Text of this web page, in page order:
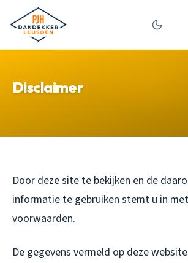
Disclaimer
Door deze site te bekijken en de
informatie te gebruiken stemt u in
voorwaarden.
De gegevens vermeld op deze